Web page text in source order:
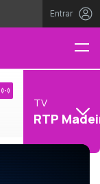
Entrar
TV
RTP